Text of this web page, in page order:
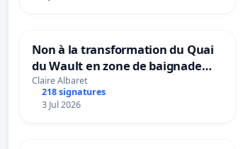
Non à la transformation du Quai
du Wault en zone de baignade
urbaine
Claire Albaret
218 signatures
3 Jul 2026